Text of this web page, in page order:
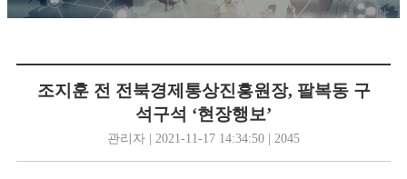
조지훈 전 전북경제통상진흥원장, 팔복동 구
석구석 ‘현장행보’
관리자 | 2021-11-17 14:34:50 | 2045